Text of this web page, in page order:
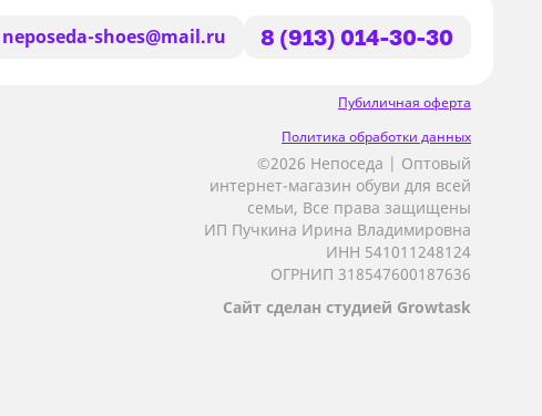
neposeda-shoes@mail.ru 8 (913) 014-30-30
Пубиличная оферта
Политика обработки данных
©2026 Непоседа | Оптовый
интернет-магазин обуви для всей
семьи, Все права защищены
ИП Пучкина Ирина Владимировна
ИНН 541011248124
ОГРНИП 318547600187636
Сайт сделан студией Growtask